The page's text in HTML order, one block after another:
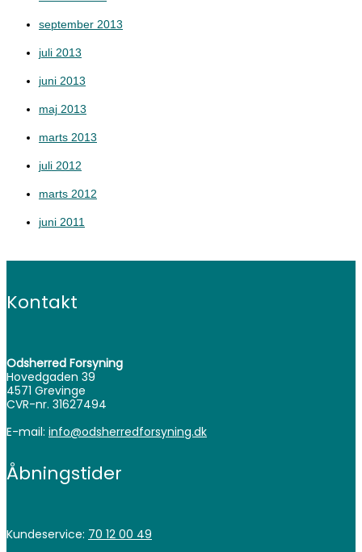
september 2013
juli 2013
juni 2013
maj 2013
marts 2013
juli 2012
marts 2012
juni 2011
Kontakt
Odsherred Forsyning
Hovedgaden 39
4571 Grevinge
CVR-nr. 31627494
E-mail: info@odsherredforsyning.dk
Åbningstider
Kundeservice: 70 12 00 49